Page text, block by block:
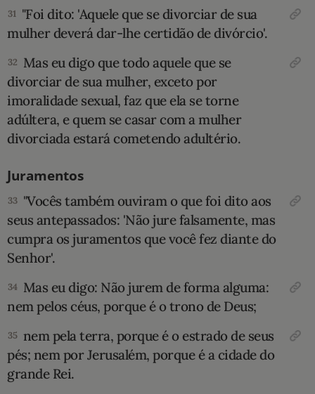
31 "Foi dito: 'Aquele que se divorciar de sua
mulher deverá dar-lhe certidão de divórcio'.
32 Mas eu digo que todo aquele que se
divorciar de sua mulher, exceto por
imoralidade sexual, faz que ela se torne
adúltera, e quem se casar com a mulher
divorciada estará cometendo adultério.
Juramentos
33 "Vocês também ouviram o que foi dito aos
seus antepassados: 'Não jure falsamente, mas
cumpra os juramentos que você fez diante do
Senhor'.
34 Mas eu digo: Não jurem de forma alguma:
nem pelos céus, porque é o trono de Deus;
35 nem pela terra, porque é o estrado de seus
pés; nem por Jerusalém, porque é a cidade do
grande Rei.